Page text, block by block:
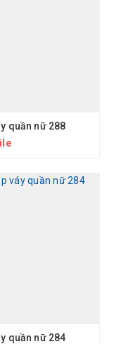
quần nữ 288
quần nữ 284